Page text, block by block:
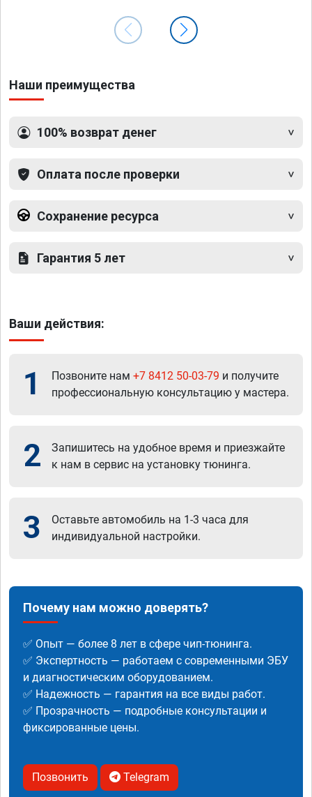
Наши преимущества
100% возврат денег
Оплата после проверки
Сохранение ресурса
Гарантия 5 лет
Ваши действия:
1 Позвоните нам +7 8412 50-03-79 и получите
профессиональную консультацию у мастера.
2
Запишитесь на удобное время и приезжайте
к нам в сервис на установку тюнинга.
3
Оставьте автомобиль на 1-3 часа для
индивидуальной настройки.
Почему нам можно доверять?
✅ Опыт — более 8 лет в сфере чип-тюнинга.
✅ Экспертность — работаем с современными ЭБУ
и диагностическим оборудованием.
✅ Надежность — гарантия на все виды работ.
✅ Прозрачность — подробные консультации и
фиксированные цены.
Позвонить Telegram